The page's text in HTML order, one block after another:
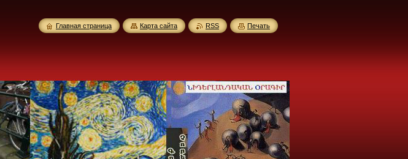
Главная страница Карта сайта RSS Печать